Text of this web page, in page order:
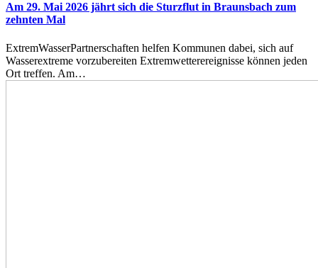
Am 29. Mai 2026 jährt sich die Sturzflut in Braunsbach zum
zehnten Mal
ExtremWasserPartnerschaften helfen Kommunen dabei, sich auf
Wasserextreme vorzubereiten Extremwetterereignisse können jeden
Ort treffen. Am…